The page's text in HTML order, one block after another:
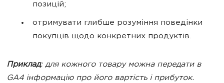
позицій;
отримувати глибше розуміння поведінки
покупців щодо конкретних продуктів.
Приклад: для кожного товару можна передати в
GA4 інформацію про його вартість і прибуток.